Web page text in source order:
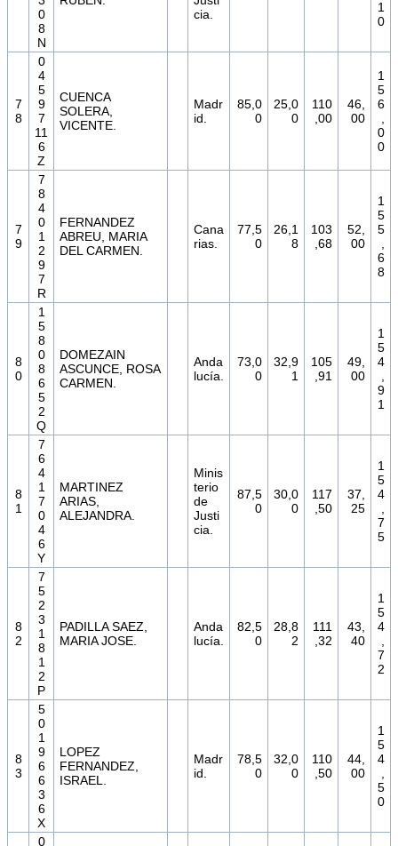
0
8
N
cia.
1
0
7
8
0
4
5
9
7
11
6
Z
CUENCA
SOLERA,
VICENTE.
Madr
id.
85,0
0
25,0
0
110
,00
46,
00
1
5
6
0
0
7
9
7
8
4
0
1
2
9
7
R
FERNANDEZ
ABREU, MARIA
DEL CARMEN.
Cana
rias.
77,5
0
26,1
8
103
,68
52,
00
1
5
5
6
8
8
0
1
5
8
0
8
6
5
2
Q
DOMEZAIN
ASCUNCE, ROSA
CARMEN.
Anda
lucía.
73,0
0
32,9
1
105
,91
49,
00
1
5
4
9
1
8
1
7
6
4
1
7
0
4
6
Y
MARTINEZ
ARIAS,
ALEJANDRA.
Minis
terio
de
Justi
cia.
87,5
0
30,0
0
117
,50
37,
25
1
5
4
7
5
8
2
7
5
2
3
1
8
1
2
P
PADILLA SAEZ,
MARIA JOSE.
Anda
lucía.
82,5
0
28,8
2
111
,32
43,
40
1
5
4
7
2
8
3
5
0
1
9
6
6
3
6
X
LOPEZ
FERNANDEZ,
ISRAEL.
Madr
id.
78,5
0
32,0
0
110
,50
44,
00
1
5
4
5
0
0